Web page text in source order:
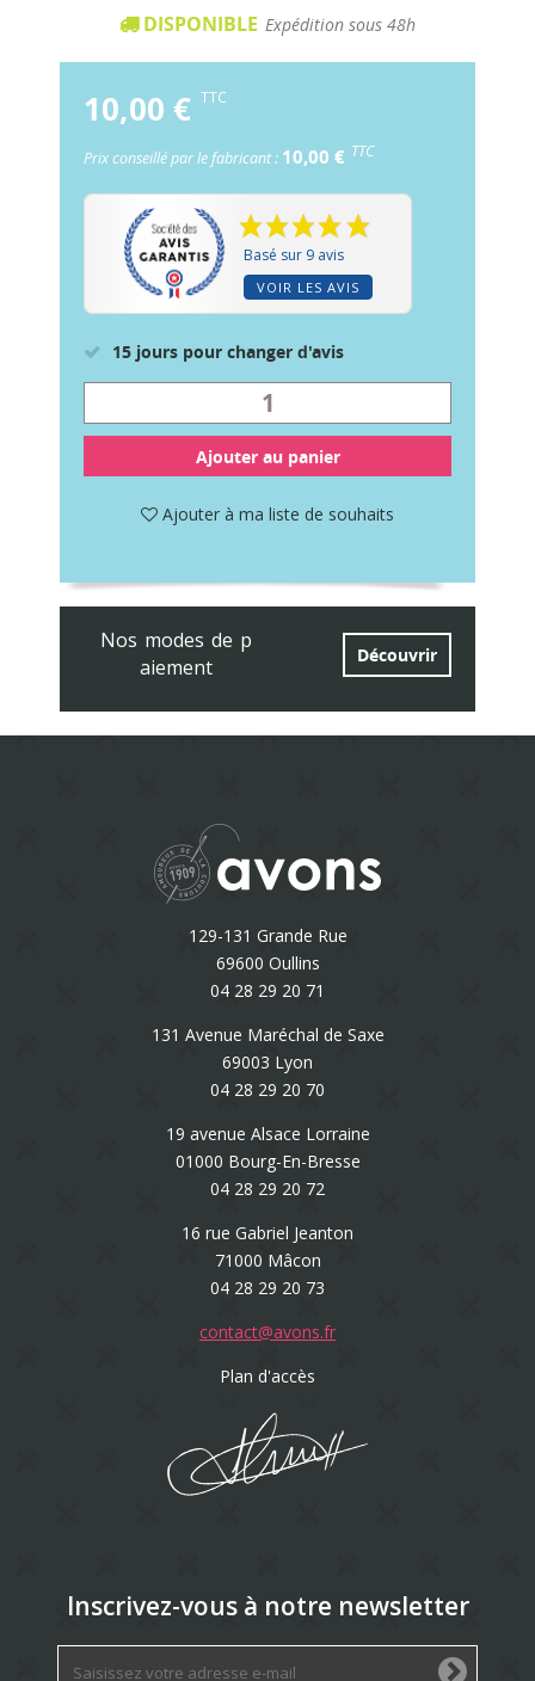
DISPONIBLE Expédition sous 48h
10,00 € TTC
Prix conseillé par le fabricant : 10,00 € TTC
Basé sur 9 avis
VOIR LES AVIS
15 jours pour changer d'avis
Ajouter au panier
Ajouter à ma liste de souhaits
Nos modes de p
aiement
Découvrir
129-131 Grande Rue
69600 Oullins
04 28 29 20 71
131 Avenue Maréchal de Saxe
69003 Lyon
04 28 29 20 70
19 avenue Alsace Lorraine
01000 Bourg-En-Bresse
04 28 29 20 72
16 rue Gabriel Jeanton
71000 Mâcon
04 28 29 20 73
contact@avons.fr
Plan d'accès
Inscrivez-vous à notre newsletter